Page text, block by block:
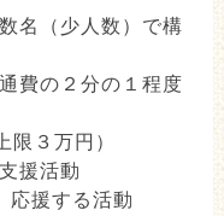
名（少人数）で構
費の２分の１程度
万円）
援活動
する活動